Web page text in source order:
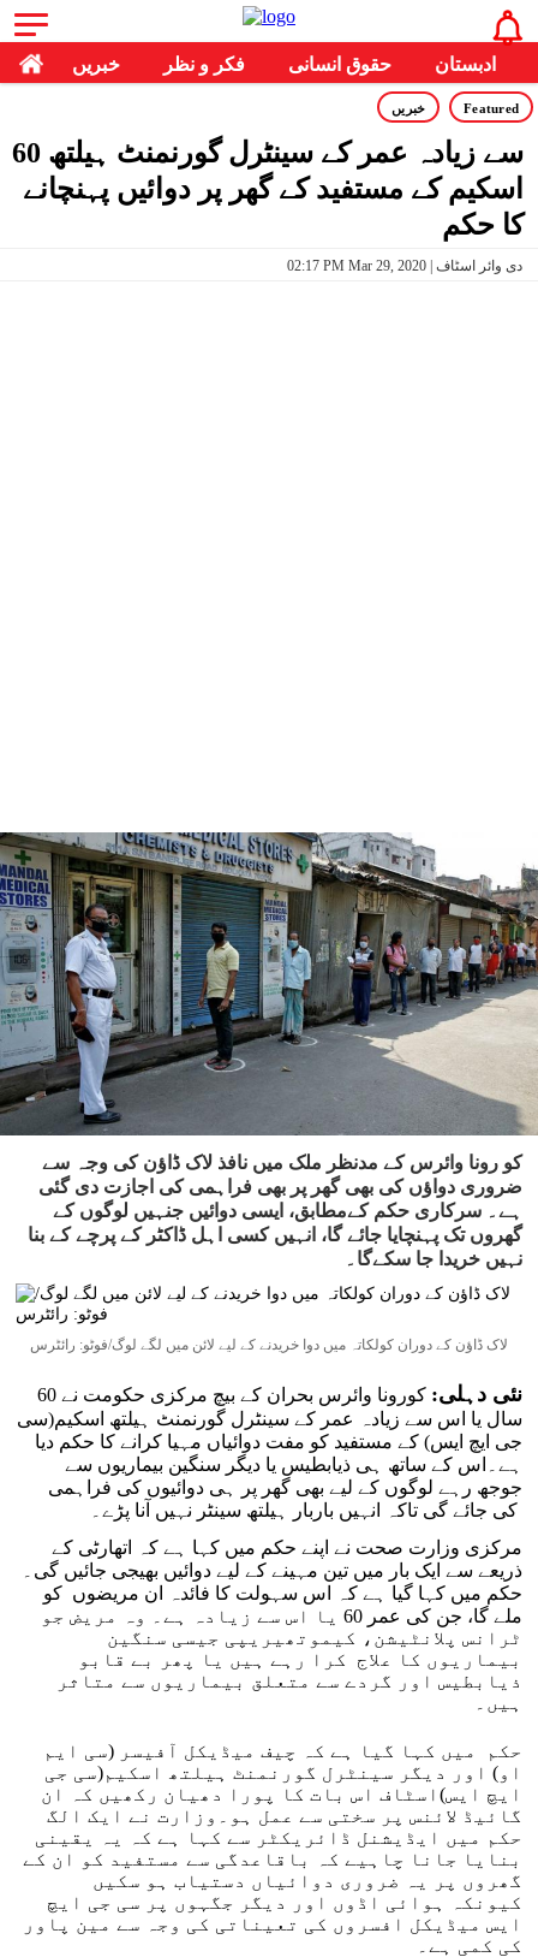
خبریں فکر و نظر حقوق انسانی ادبستان
Featured خبریں
60 سے زیادہ عمر کے سینٹرل گورنمنٹ ہیلتھ
اسکیم کے مستفید کے گھر پر دوائیں پہنچانے
کا حکم
02:17 PM Mar 29, 2020 | دی وائر اسٹاف
کو رونا وائرس کے مدنظر ملک میں نافذ لاک ڈاؤن کی وجہ سے
ضروری دواؤں کی بھی گھر پر بھی فراہمی کی اجازت دی گئی
ہے۔ سرکاری حکم کےمطابق، ایسی دوائیں جنہیں لوگوں کے
گھروں تک پہنچایا جائے گا، انہیں کسی اہل ڈاکٹر کے پرچے کے بنا
نہیں خریدا جا سکےگا۔
لاک ڈاؤن کے دوران کولکاتہ میں دوا خریدنے کے لیے لائن میں لگے لوگ/فوٹو: رائٹرس
نئی دہلی:
کورونا وائرس بحران کے بیچ مرکزی حکومت نے 60
سال یا اس سے زیادہ عمر کے سینٹرل گورنمنٹ ہیلتھ اسکیم(سی
جی ایچ ایس) کے مستفید کو مفت دوائیاں مہیا کرانے کا حکم دیا
ہے۔اس کے ساتھ ہی ذیابطیس یا دیگر سنگین بیماریوں سے
جوجھ رہے لوگوں کے لیے بھی گھر پر ہی دوائیوں کی فراہمی
کی جائے گی تاکہ انہیں باربار ہیلتھ سینٹر نہیں آنا پڑے۔
مرکزی وزارت صحت نے اپنے حکم میں کہا ہے کہ اتھارٹی کے
ذریعے سے ایک بار میں تین مہینے کے لیے دوائیں بھیجی جائیں گی۔
حکم میں کہا گیا ہے کہ اس سہولت کا فائدہ ان مریضوں کو
ملے گا، جن کی عمر 60 یا اس سے زیادہ ہے۔ وہ مریض جو
ٹرانس پلانٹیشن، کیموتھیریپی جیسی سنگین
بیماریوں کا علاج کرا رہے ہیں یا پھر بے قابو
ذیابطیس اور گردے سے متعلق بیماریوں سے متاثر
ہیں۔
حکم میں کہا گیا ہے کہ چیف میڈیکل آفیسر (سی ایم
او) اور دیگر سینٹرل گورنمنٹ ہیلتھ اسکیم(سی جی
ایچ ایس)اسٹاف اس بات کا پورا دھیان رکھیں کہ ان
گائیڈ لائنس پر سختی سے عمل ہو۔وزارت نے ایک الگ
حکم میں ایڈیشنل ڈائریکٹر سے کہا ہے کہ یہ یقینی
بنایا جانا چاہیے کہ باقاعدگی سے مستفید کو ان کے
گھروں پر یہ ضروری دوائیاں دستیاب ہو سکیں
کیونکہ ہوائی اڈوں اور دیگر جگہوں پر سی جی ایچ
ایس میڈیکل افسروں کی تعیناتی کی وجہ سے مین پاور
کی کمی ہے۔